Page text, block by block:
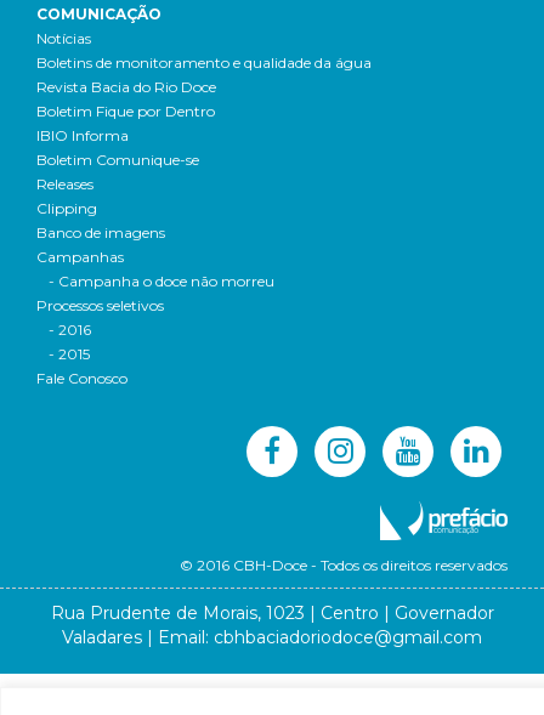
COMUNICAÇÃO
Notícias
Boletins de monitoramento e qualidade da água
Revista Bacia do Rio Doce
Boletim Fique por Dentro
IBIO Informa
Boletim Comunique-se
Releases
Clipping
Banco de imagens
Campanhas
- Campanha o doce não morreu
Processos seletivos
- 2016
- 2015
Fale Conosco
© 2016 CBH-Doce - Todos os direitos reservados
Rua Prudente de Morais, 1023 | Centro | Governador
Valadares | Email: cbhbaciadoriodoce@gmail.com